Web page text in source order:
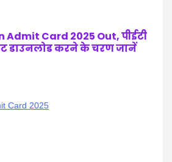
Admit Card 2025 Out, पीईटी
डाउनलोड करने के चरण जानें